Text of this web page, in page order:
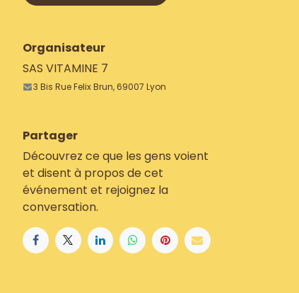
Organisateur
SAS VITAMINE 7
3 Bis Rue Felix Brun, 69007 Lyon
Partager
Découvrez ce que les gens voient
et disent à propos de cet
événement et rejoignez la
conversation.